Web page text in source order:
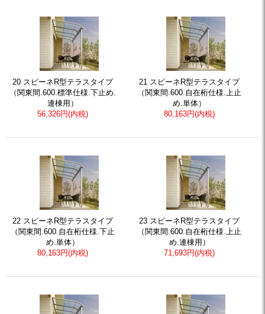
20 スピーネR型テラスタイプ
（関東間.600.標準仕様.下止め.
連棟用）
56,326円(内税)
21 スピーネR型テラスタイプ
（関東間.600.自在桁仕様.上止
め.単体）
80,163円(内税)
22 スピーネR型テラスタイプ
（関東間.600.自在桁仕様.下止
め.単体）
80,163円(内税)
23 スピーネR型テラスタイプ
（関東間.600.自在桁仕様.上止
め.連棟用）
71,693円(内税)